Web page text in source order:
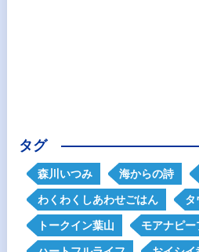
タグ
森川いつみ 海からの詩
わくわくしあわせごはん タ
トークイン葉山 モアナピー